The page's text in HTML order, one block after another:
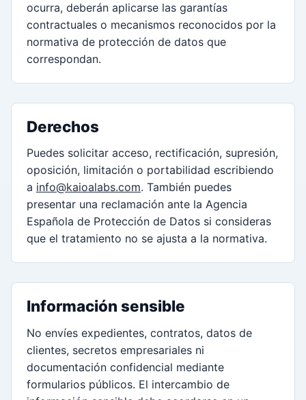
ocurra, deberán aplicarse las garantías
contractuales o mecanismos reconocidos por la
normativa de protección de datos que
correspondan.
Derechos
Puedes solicitar acceso, rectificación, supresión,
oposición, limitación o portabilidad escribiendo
a info@kaioalabs.com. También puedes
presentar una reclamación ante la Agencia
Española de Protección de Datos si consideras
que el tratamiento no se ajusta a la normativa.
Información sensible
No envíes expedientes, contratos, datos de
clientes, secretos empresariales ni
documentación confidencial mediante
formularios públicos. El intercambio de